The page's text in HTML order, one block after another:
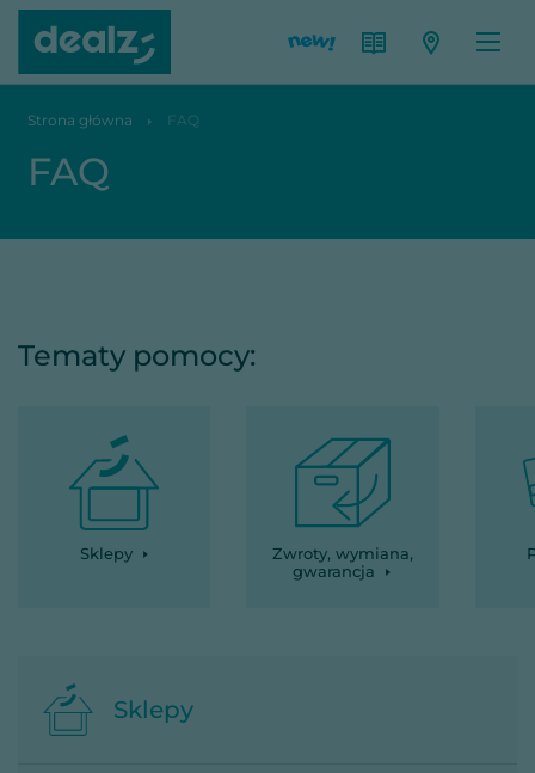
Strona główna FAQ
FAQ
Tematy pomocy:
Sklepy
Zwroty, wymiana,
gwarancja
Sklepy